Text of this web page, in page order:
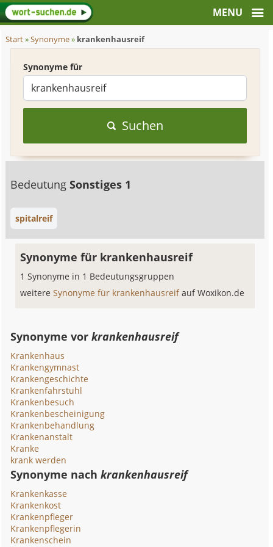
Start»Synonyme» krankenhausreif
Synonyme für
Suchen
BedeutungSonstiges 1
spitalreif
Synonyme für krankenhausreif
1 Synonyme in 1 Bedeutungsgruppen
weitereSynonyme für krankenhausreifauf Woxikon.de
Synonyme vorkrankenhausreif
Krankenhaus
Krankengymnast
Krankengeschichte
Krankenfahrstuhl
Krankenbesuch
Krankenbescheinigung
Krankenbehandlung
Krankenanstalt
Kranke
krank werden
Synonyme nachkrankenhausreif
Krankenkasse
Krankenkost
Krankenpfleger
Krankenpflegerin
Krankenschein